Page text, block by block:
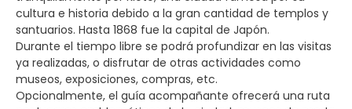
cultura e historia debido a la gran cantidad de templos y
santuarios. Hasta 1868 fue la capital de Japón.
Durante el tiempo libre se podrá profundizar en las visitas
ya realizadas, o disfrutar de otras actividades como
museos, exposiciones, compras, etc.
Opcionalmente, el guía acompañante ofrecerá una ruta